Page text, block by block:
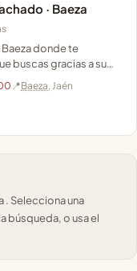
· Baeza
Baeza donde te
buscas gracias a su
de encargos.
📍Baeza, Jaén
. Selecciona una
búsqueda, o usa el